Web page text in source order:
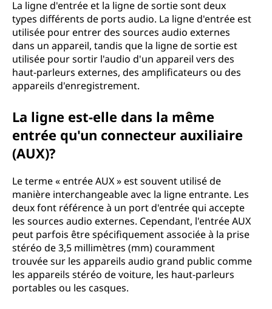
La ligne d'entrée et la ligne de sortie sont deux
types différents de ports audio. La ligne d'entrée est
utilisée pour entrer des sources audio externes
dans un appareil, tandis que la ligne de sortie est
utilisée pour sortir l'audio d'un appareil vers des
haut-parleurs externes, des amplificateurs ou des
appareils d'enregistrement.
La ligne est-elle dans la même
entrée qu'un connecteur auxiliaire
(AUX)?
Le terme « entrée AUX » est souvent utilisé de
manière interchangeable avec la ligne entrante. Les
deux font référence à un port d'entrée qui accepte
les sources audio externes. Cependant, l'entrée AUX
peut parfois être spécifiquement associée à la prise
stéréo de 3,5 millimètres (mm) couramment
trouvée sur les appareils audio grand public comme
les appareils stéréo de voiture, les haut-parleurs
portables ou les casques.